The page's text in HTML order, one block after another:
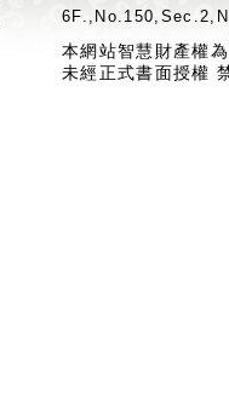
本網站智慧財產權
未經正式書面授權